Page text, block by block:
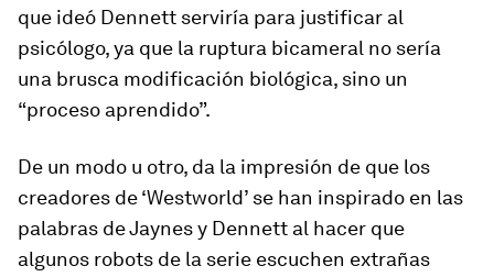
que ideó Dennett serviría para justificar al
psicólogo, ya que la ruptura bicameral no sería
una brusca modificación biológica, sino un
“proceso aprendido”.
De un modo u otro, da la impresión de que los
creadores de ‘Westworld’ se han inspirado en las
palabras de Jaynes y Dennett al hacer que
algunos robots de la serie escuchen extrañas